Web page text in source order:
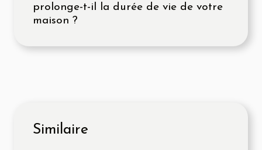
prolonge-t-il la durée de vie de votre
maison ?
Similaire